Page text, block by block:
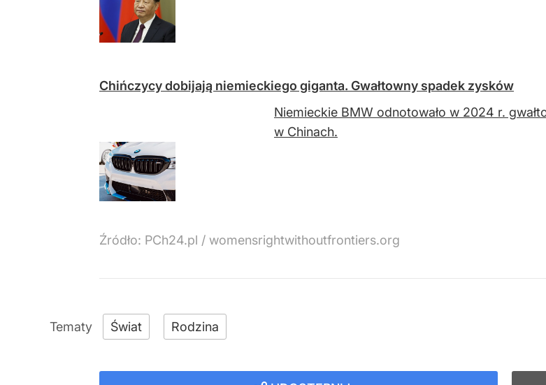
Chińczycy dobijają niemieckiego giganta. Gwałtowny spadek zysków
Niemieckie BMW odnotowało w 2024 r.
w Chinach.
Źródło: PCh24.pl / womensrightwithoutfrontiers.org
Świat Rodzina